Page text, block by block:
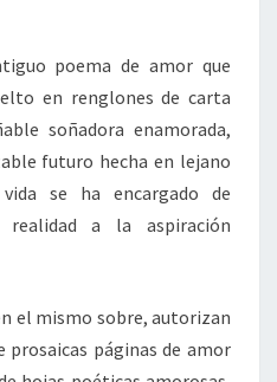
poema de amor que
en renglones de carta
soñadora enamorada,
futuro hecha en lejano
se ha encargado de
a la aspiración
el mismo sobre, autorizan
páginas de amor